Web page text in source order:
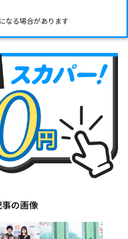
なる場合があります
の画像